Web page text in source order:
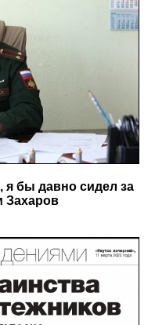
бы давно сидел за
Захаров